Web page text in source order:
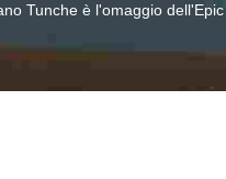
Tunche è l'omaggio